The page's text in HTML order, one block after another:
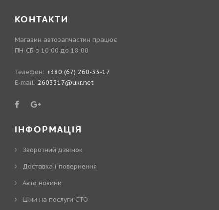
КОНТАКТИ
Магазин автозапчастин працює
ПН-СБ з 10:00 до 18:00
Телефон: +380 (67) 260-33-17
E-mail: 2603317@ukr.net
ІНФОРМАЦІЯ
Зворотний дзвінок
Доставка і повернення
Авто новини
Ціни на послуги СТО